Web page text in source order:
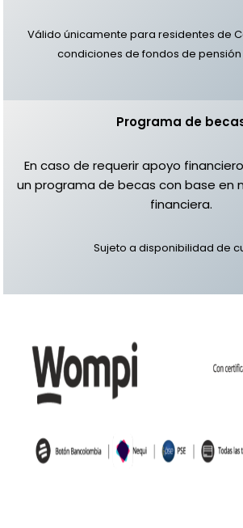
Válido únicamente para residentes de
condiciones de fondos de
Programa de
En caso de requerir apoyo
un programa de becas con base en
financiera.
Sujeto a disponibilidad de